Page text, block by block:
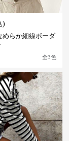
)
めらか細線ボーダ
全3色